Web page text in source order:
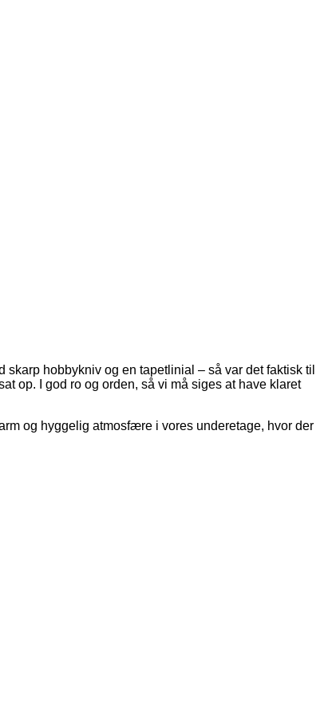
hobbykniv og en tapetlinial – så var det faktisk til
op. I god ro og orden, så vi må siges at have klaret
og hyggelig atmosfære i vores underetage, hvor der